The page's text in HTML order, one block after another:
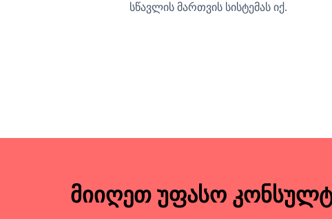
სწავლის მართვის სისტემას იქ.
მიიღეთ უფასო